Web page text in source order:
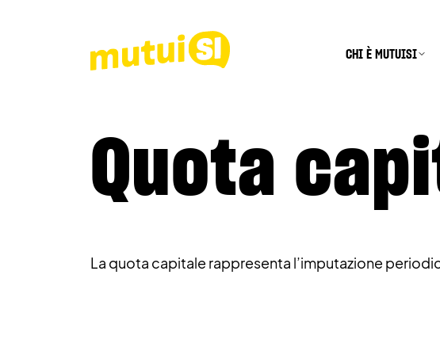
CHI È MUTUISI
Quota
La quota capitale rappresenta l’imputazione